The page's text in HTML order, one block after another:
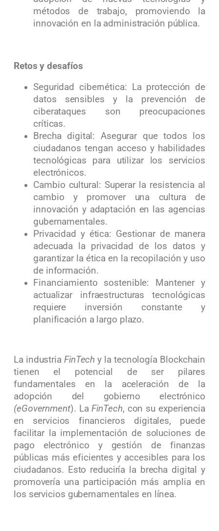
métodos de trabajo, promoviendo la
innovación en la administración pública.
Retos y desafíos
Seguridad cibernética: La protección de
datos sensibles y la prevención de
ciberataques son preocupaciones
críticas.
Brecha digital: Asegurar que todos los
ciudadanos tengan acceso y habilidades
tecnológicas para utilizar los servicios
electrónicos.
Cambio cultural: Superar la resistencia al
cambio y promover una cultura de
innovación y adaptación en las agencias
gubernamentales.
Privacidad y ética: Gestionar de manera
adecuada la privacidad de los datos y
garantizar la ética en la recopilación y uso
de información.
Financiamiento sostenible: Mantener y
actualizar infraestructuras tecnológicas
requiere inversión constante y
planificación a largo plazo.
La industria FinTech y la tecnología Blockchain
tienen el potencial de ser pilares
fundamentales en la aceleración de la
adopción del gobierno electrónico
(eGovernment). LaFinTech, con su experiencia
en servicios financieros digitales, puede
facilitar la implementación de soluciones de
pago electrónico y gestión de finanzas
públicas más eficientes y accesibles para los
ciudadanos. Esto reduciría la brecha digital y
promovería una participación más amplia en
los servicios gubernamentales en línea.